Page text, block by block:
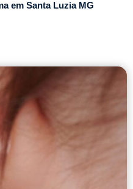
em Santa Luzia MG